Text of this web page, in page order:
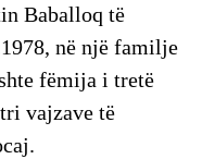
Baballoq të
në një familje
fëmija i tretë
vajzave të